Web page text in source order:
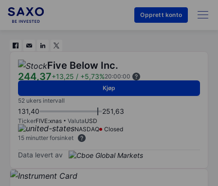
Opprett konto
Five Below Inc.
244,37+13,25 / +5,73%20:00:00
Kjøp
52 ukers intervall
131,40 251,63
TickerFIVE:xnas ValutaUSD
NASDAQ
Closed
15 minutter forsinket
Data levert av